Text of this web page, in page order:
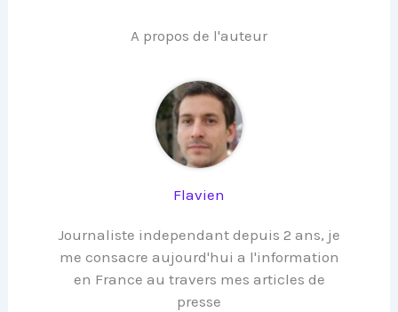
A propos de l'auteur
Flavien
Journaliste independant depuis 2 ans, je
me consacre aujourd'hui a l'information
en France au travers mes articles de
presse